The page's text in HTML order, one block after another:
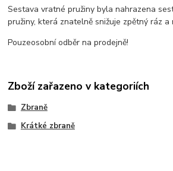
Sestava vratné pružiny byla nahrazena
pružiny, která znatelně snižuje zpětný ráz a
Pouzeosobní odběr na prodejně!
Zboží zařazeno v kategoriích
Zbraně
Krátké zbraně